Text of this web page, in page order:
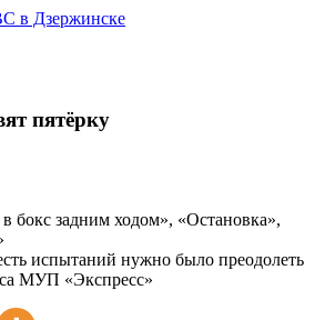
в Дзержинске
пятёрку
бокс задним ходом», «Остановка»,
испытаний нужно было преодолеть
МУП «Экспресс»